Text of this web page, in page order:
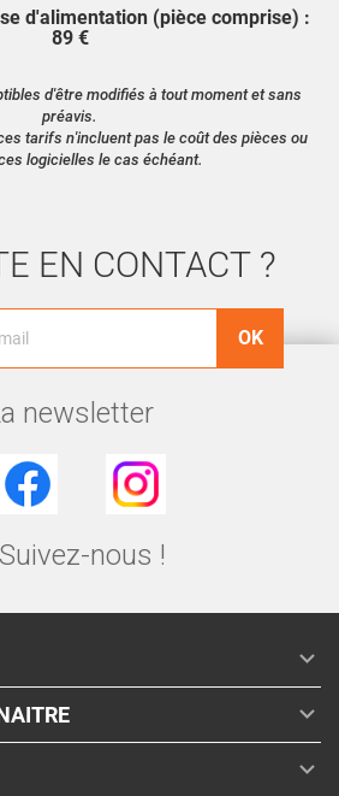
d'alimentation (pièce comprise) :
89 €
d'être modifiés à tout moment et sans
préavis.
tarifs n'incluent pas le coût des pièces ou
logicielles le cas échéant.
EN CONTACT ?
newsletter
Facebook Instagram
Suivez-nous !


